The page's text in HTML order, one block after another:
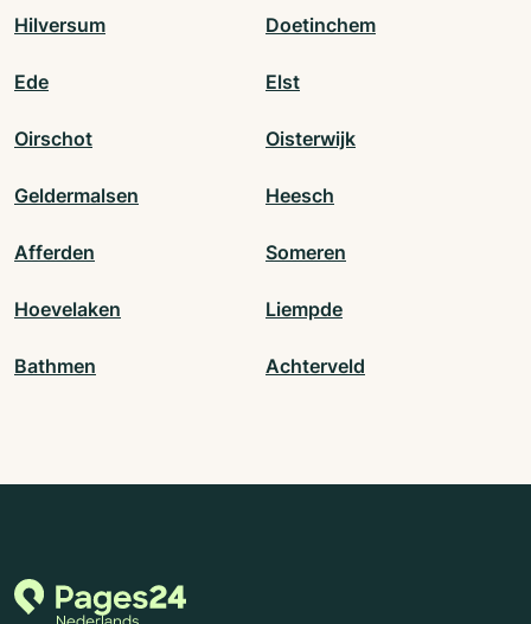
Hilversum Doetinchem
Ede Elst
Oirschot Oisterwijk
Geldermalsen Heesch
Afferden Someren
Hoevelaken Liempde
Bathmen Achterveld